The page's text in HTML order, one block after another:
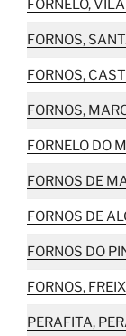
FORNELO,
FORNOS,
FORNOS,
FORNOS,
FORNELO DO
FORNOS DE
FORNOS DE
FORNOS DO
FORNOS,
PERAFITA,